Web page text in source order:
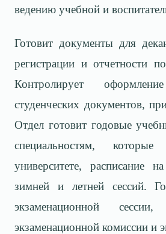
ведению учебной и
Готовит документы для
регистрации и отчетности
Контролирует
студенческих документов,
Отдел готовит годовые
специальностям,
университете, расписание
зимней и летней сессий.
экзаменационной сессии,
экзаменационной комиссии и